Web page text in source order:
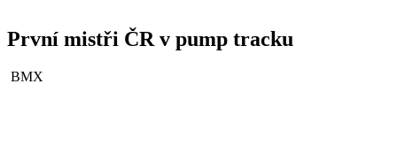
První mistři ČR v pump tracku
BMX